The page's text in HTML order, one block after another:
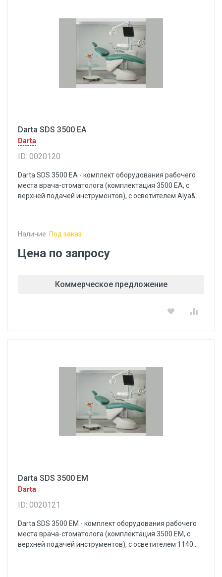
Darta SDS 3500 EA
Darta
ID: 0020120
Darta SDS 3500 EA - комплект оборудования рабочего
места врача-стоматолога (комплектация 3500 EA, с
верхней подачей инструментов), с осветителем Alya&...
Наличие: Под заказ
Цена по запросу
Коммерческое предложение
Darta SDS 3500 EM
Darta
ID: 0020121
Darta SDS 3500 EM - комплект оборудования рабочего
места врача-стоматолога (комплектация 3500 EM, с
верхней подачей инструментов), с осветителем 1140...